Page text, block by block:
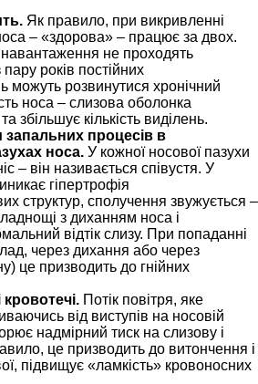
Як правило, при викривленні
– «здорова» – працює за двох.
не проходять
років постійних
можуть розвинутися хронічний
носа – слизова оболонка
збільшує кількість виділень.
процесів в
носа. У кожної носової пазухи
– він називається співустя. У
гіпертрофія
структур, сполучення звужується –
з диханням носа і
відтік слизу. При попаданні
через дихання або через
це призводить до гнійних
кровотечі. Потік повітря, яке
від виступів на носовій
надмірний тиск на слизову і
це призводить до витончення і
підвищує «ламкість» кровоносних